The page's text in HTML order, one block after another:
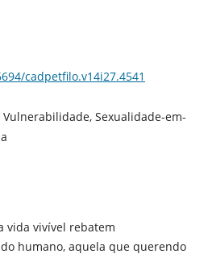
cadpetfilo.v14i27.4541
Vulnerabilidade, Sexualidade-em-
vida vivível rebatem
humano, aquela que querendo